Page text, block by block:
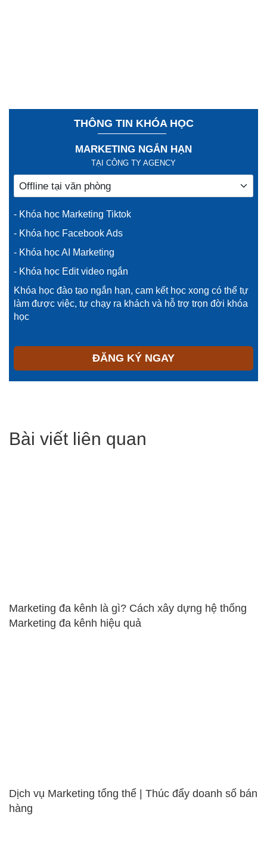
THÔNG TIN KHÓA HỌC
MARKETING NGẮN HẠN
TẠI CÔNG TY AGENCY
- Khóa học Marketing Tiktok
- Khóa học Facebook Ads
- Khóa học AI Marketing
- Khóa học Edit video ngắn
Khóa học đào tạo ngắn hạn, cam kết học xong có thể tự
làm được việc, tự chạy ra khách và hỗ trợ trọn đời khóa
học
ĐĂNG KÝ NGAY
Bài viết liên quan
Marketing đa kênh là gì? Cách xây dựng hệ thống
Marketing đa kênh hiệu quả
Dịch vụ Marketing tổng thể | Thúc đẩy doanh số bán
hàng